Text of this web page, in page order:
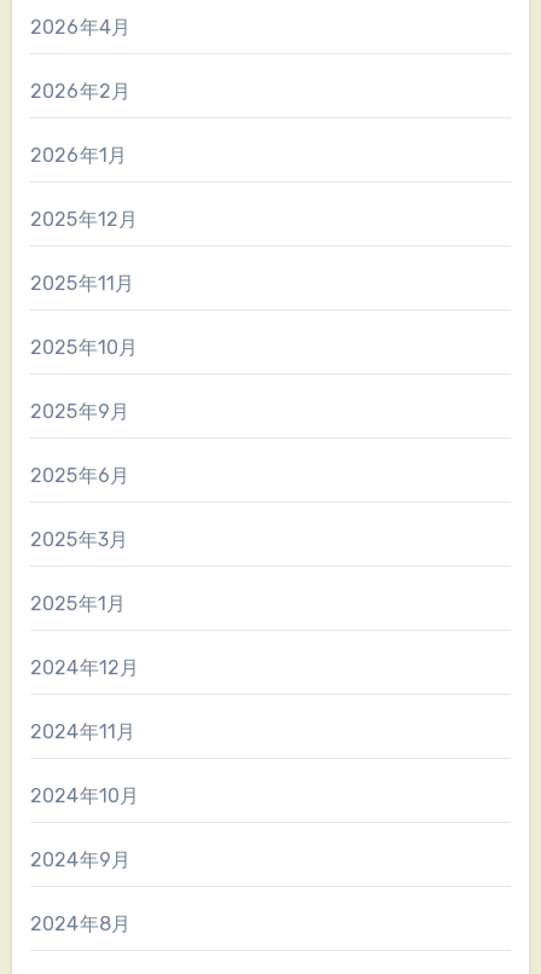
2026年4月
2026年2月
2026年1月
2025年12月
2025年11月
2025年10月
2025年9月
2025年6月
2025年3月
2025年1月
2024年12月
2024年11月
2024年10月
2024年9月
2024年8月